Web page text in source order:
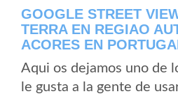
GOOGLE STREET
TERRA EN REGIAO
ACORES EN
Aqui os dejamos uno de
le gusta a la gente de